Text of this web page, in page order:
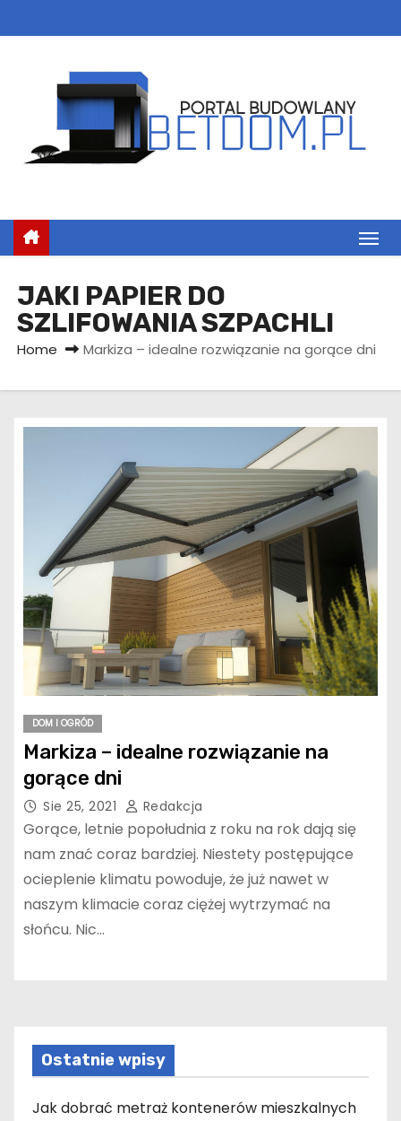
k
e
JAKI PAPIER DO
SZLIFOWANIA SZPACHLI
Home Markiza – idealne rozwiązanie na gorące dni
DOM I OGRÓD
Markiza – idealne rozwiązanie na
gorące dni
Sie 25, 2021 Redakcja
Gorące, letnie popołudnia z roku na rok dają się
nam znać coraz bardziej. Niestety postępujące
ocieplenie klimatu powoduje, że już nawet w
naszym klimacie coraz ciężej wytrzymać na
słońcu. Nic…
Ostatnie wpisy
Jak dobrać metraż kontenerów mieszkalnych